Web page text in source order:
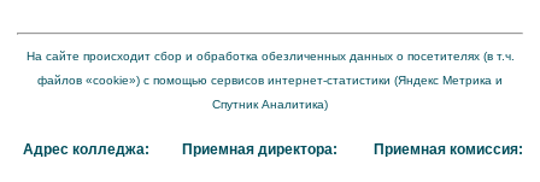
На сайте происходит сбор и обработка обезличенных данных о посетителях (в т.ч.
файлов «cookie») с помощью сервисов интернет-статистики (Яндекс Метрика и
Спутник Аналитика)
Адрес колледжа: Приемная директора: Приемная комиссия: